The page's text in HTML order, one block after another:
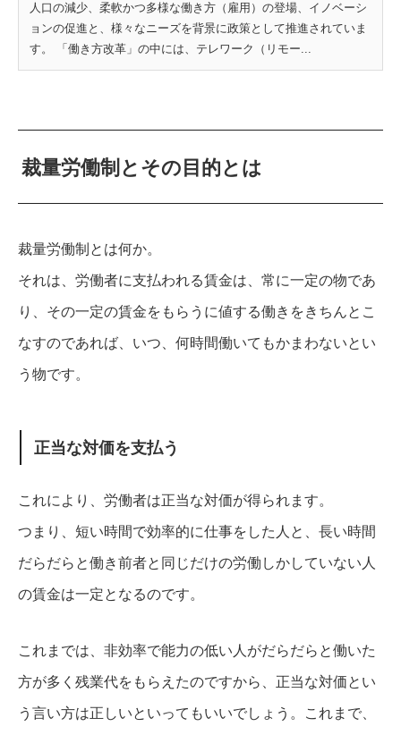
人口の減少、柔軟かつ多様な働き方（雇用）の登場、イノベーシ
ョンの促進と、様々なニーズを背景に政策として推進されていま
す。 「働き方改革」の中には、テレワーク（リモー...
裁量労働制とその目的とは
裁量労働制とは何か。
それは、労働者に支払われる賃金は、常に一定の物であ
り、その一定の賃金をもらうに値する働きをきちんとこ
なすのであれば、いつ、何時間働いてもかまわないとい
う物です。
正当な対価を支払う
これにより、労働者は正当な対価が得られます。
つまり、短い時間で効率的に仕事をした人と、長い時間
だらだらと働き前者と同じだけの労働しかしていない人
の賃金は一定となるのです。
これまでは、非効率で能力の低い人がだらだらと働いた
方が多く残業代をもらえたのですから、正当な対価とい
う言い方は正しいといってもいいでしょう。 これまで、